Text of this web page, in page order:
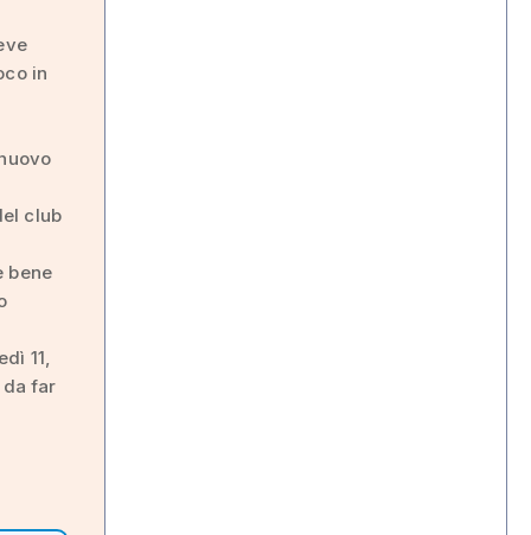
in
club
bene
11,
da far